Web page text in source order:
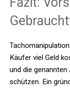
Käufer viel Geld
und die
schützen. Ein